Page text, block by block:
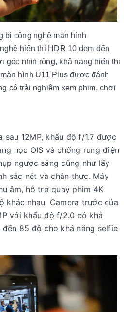
bị công nghệ màn hình
hiển thị HDR 10 đem đến
góc nhìn rộng, khả năng hiển thị
hình U11 Plus được đánh
có trải nghiệm xem phim, chơi
sau 12MP, khẩu độ f/1.7 được
học OIS và chống rung điện
ngược sáng cũng như lấy
sắc nét và chân thực. Máy
âm, hỗ trợ quay phim 4K
khác nhau. Camera trước của
với khẩu độ f/2.0 có khả
85 độ cho khả năng selfie